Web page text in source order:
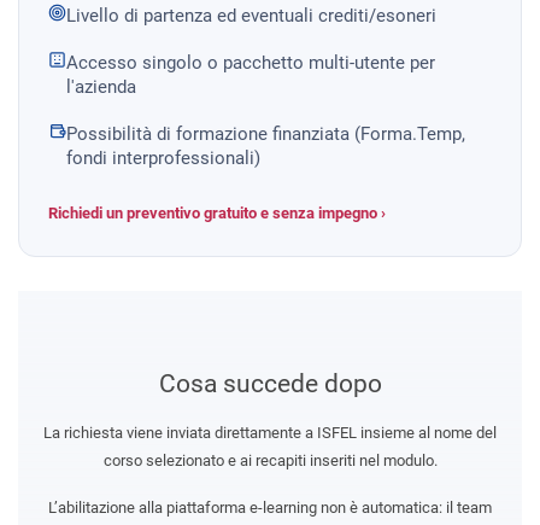
Livello di partenza ed eventuali crediti/esoneri
Accesso singolo o pacchetto multi-utente per
l'azienda
Possibilità di formazione finanziata (Forma.Temp,
fondi interprofessionali)
Richiedi un preventivo gratuito e senza impegno ›
Cosa succede dopo
La richiesta viene inviata direttamente a ISFEL insieme al nome del
corso selezionato e ai recapiti inseriti nel modulo.
L’abilitazione alla piattaforma e-learning non è automatica: il team